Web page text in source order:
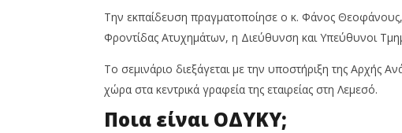
NOW VIEWING
ΟΔ.Υ.ΚΥ: Ολοκληρώθηκε το
σεμινάριο για τη Διαχείριση
Απαιτήσεων και τη Φροντίδα
Ατυχημάτων Περιουσίας
19
Σεπτεμβρίου,
DHD Insurance:
Σεισμοί,
ακόμη
ασφαλίσεις το
Την εκπαίδευση πραγματοποίησε ο κ. Φάνος Θεοφάνους,
Φροντίδας Ατυχημάτων, η Διεύθυνση και Υπεύθυνοι
Το σεμινάριο διεξάγεται με την υποστήριξη της Αρχής
χώρα στα κεντρικά γραφεία της εταιρείας στη Λεμεσό.
Ποια είναι ΟΔΥΚΥ;